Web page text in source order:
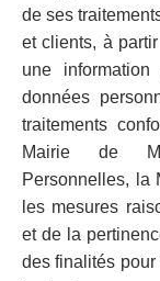
de ses
et clients, à
une
données
traitements
Mairie de
Personnelles, la
les mesures
et de la
des finalités